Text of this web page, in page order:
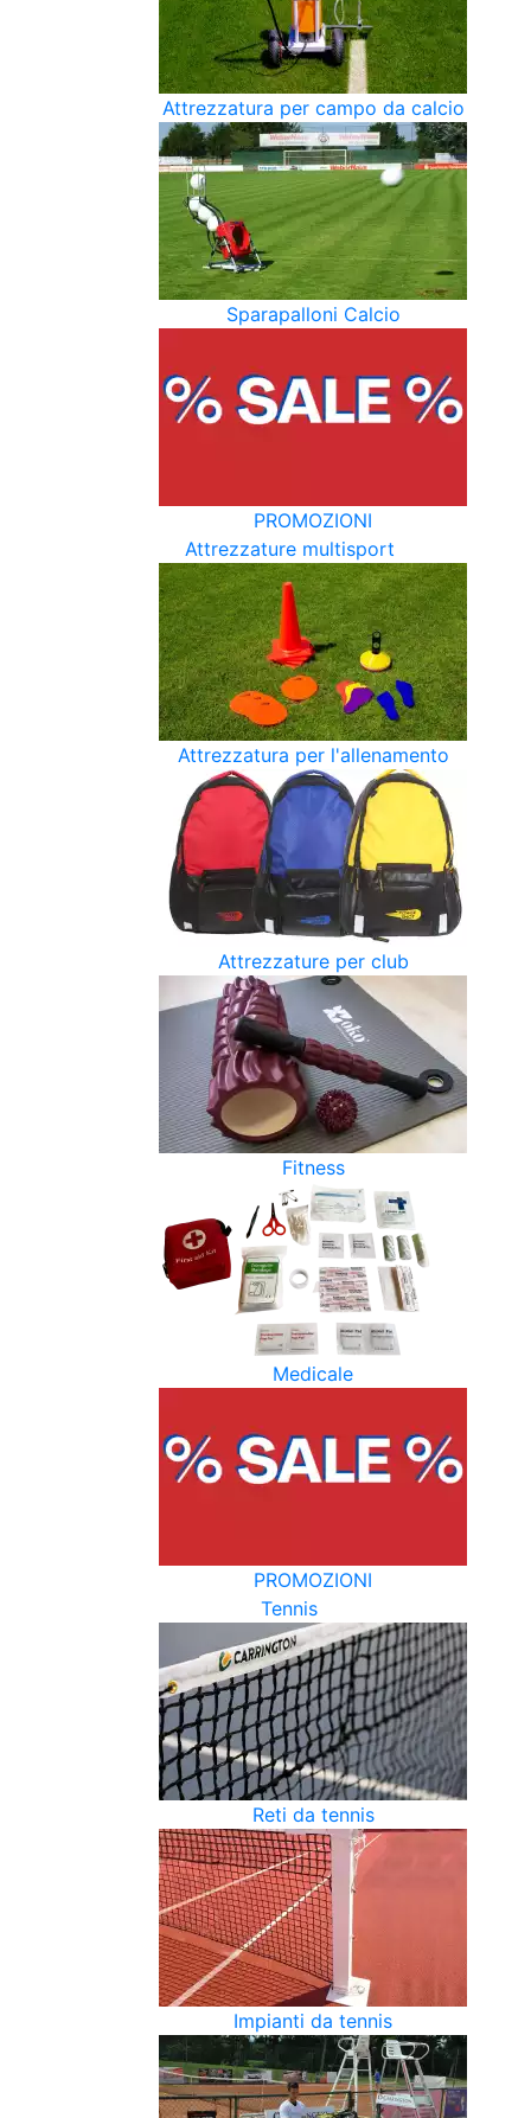
Attrezzatura per campo da calcio
Sparapalloni Calcio
PROMOZIONI
Attrezzature multisport
Attrezzatura per l'allenamento
Attrezzature per club
Fitness
Medicale
PROMOZIONI
Tennis
Reti da tennis
Impianti da tennis